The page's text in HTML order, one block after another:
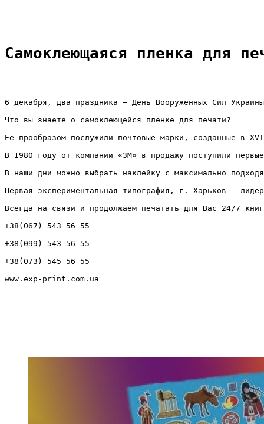
Самоклеющаяся пленка для
6 декабря, два праздника – День Вооружённых Сил
Что вы знаете о самоклеющейся пленке для печати?
Ее прообразом послужили почтовые марки, созданные в
В 1980 году от компании «ЗМ» в продажу поступили
В наши дни можно выбрать наклейку с максимально
Первая экспериментальная типография, г. Харьков –
Всегда на связи и продолжаем печатать для Вас 24/7
+38(067) 543 56 55
+38(099) 543 56 55
+38(073) 545 56 55
www.exp-print.com.ua